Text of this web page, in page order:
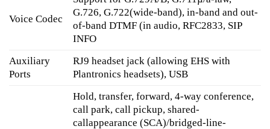
Voice Codec
G.726, G.722(wide-band), in-band and out-
of-band DTMF (in audio, RFC2833, SIP
INFO
Auxiliary
Ports
RJ9 headset jack (allowing EHS with
Plantronics headsets), USB
Hold, transfer, forward, 4-way conference,
call park, call pickup, shared-
callappearance (SCA)/bridged-line-